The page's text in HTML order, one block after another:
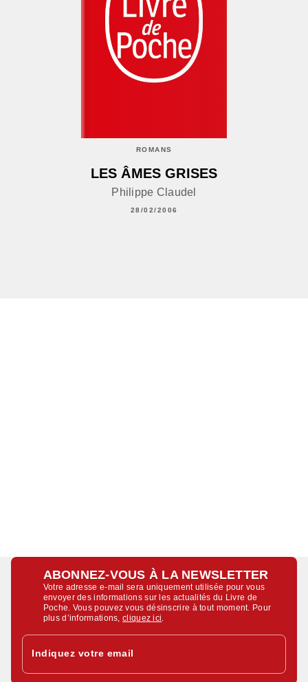
ROMANS
LES ÂMES GRISES
Philippe Claudel
28/02/2006
ABONNEZ-VOUS À LA NEWSLETTER
Votre adresse e-mail sera uniquement utilisée pour vous
envoyer des informations sur les actualités du Livre de
Poche. Vous pouvez vous désinscrire à tout moment. Pour
plus d’informations,cliquez ici
Indiquez votre email